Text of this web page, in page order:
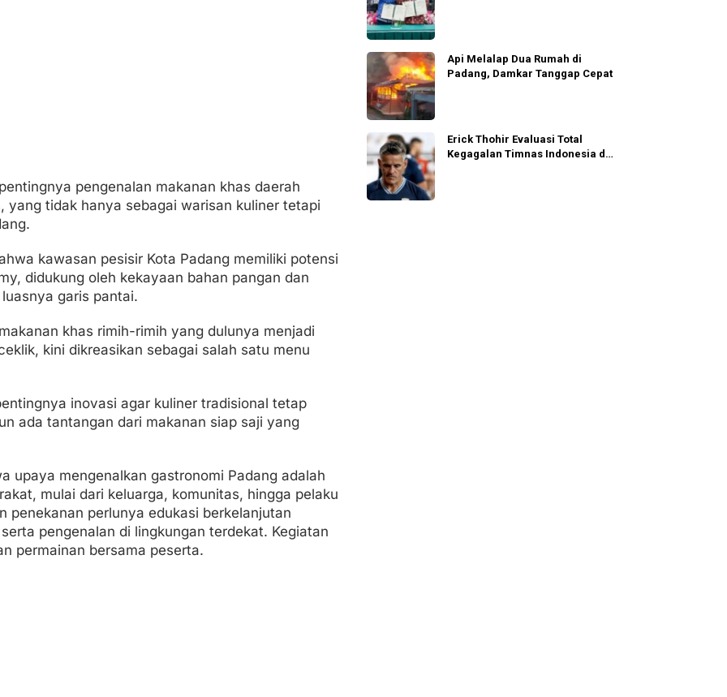
pengenalan makanan khas daerah
yang tidak hanya sebagai warisan kuliner tetapi
kawasan pesisir Kota Padang memiliki potensi
didukung oleh kekayaan bahan pangan dan
garis pantai.
khas rimih-rimih yang dulunya menjadi
kini dikreasikan sebagai salah satu menu
inovasi agar kuliner tradisional tetap
ada tantangan dari makanan siap saji yang
upaya mengenalkan gastronomi Padang adalah
mulai dari keluarga, komunitas, hingga pelaku
penekanan perlunya edukasi berkelanjutan
pengenalan di lingkungan terdekat. Kegiatan
permainan bersama peserta.
Api Melalap Dua Rumah di
Padang, Damkar Tanggap Cepat
Erick Thohir Evaluasi Total
Kegagalan Timnas Indonesia di